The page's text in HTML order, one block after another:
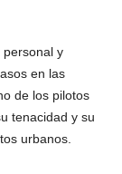
personal y
en las
de los pilotos
tenacidad y su
urbanos.